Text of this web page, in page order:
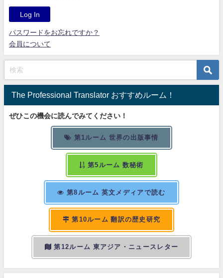
パスワードをお忘れですか？
会員について
The Professional Translator おすすめルーム！
ぜひこの機会に読んでみてください！
第1ルーム 世界の出版事情
第5ルーム 数秘術
第8ルーム 英文メディアで読む
第10ルーム 翻訳の歴史研究
第12ルーム 東アジア・ニュースレター